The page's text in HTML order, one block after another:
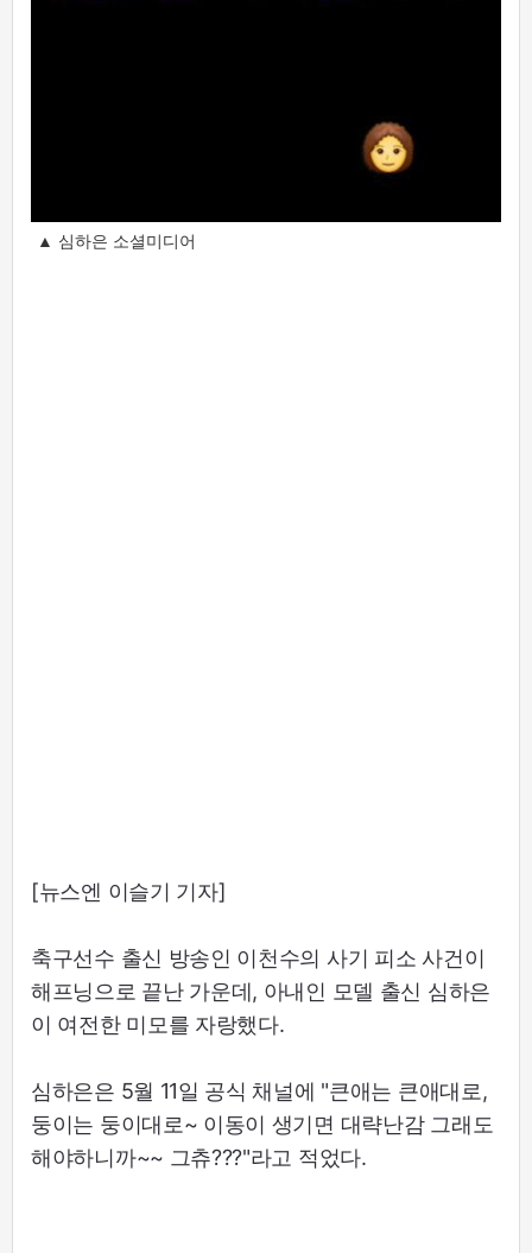
▲ 심하은 소셜미디어
[뉴스엔 이슬기 기자]
축구선수 출신 방송인 이천수의 사기 피소 사건이
해프닝으로 끝난 가운데, 아내인 모델 출신 심하은
이 여전한 미모를 자랑했다.
심하은은 5월 11일 공식 채널에 "큰애는 큰애대로,
둥이는 둥이대로~ 이동이 생기면 대략난감 그래도
해야하니까~~ 그츄???"라고 적었다.